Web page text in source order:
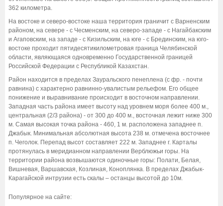
362 километра.
На востоке и северо-востоке наша территория граничит с Варненским
районом, на севере - с Чесменским, на северо-западе - с Нагайбакским
и Агаповским, на западе - с Кизильским, на юге - с Брединским, на юго-
востоке проходит пятидесятикилометровая граница Челябинской
области, являющаяся одновременно Государственной границей
Российской Федерации с Республикой Казахстан.
Район находится в пределах Зауральского пенеплена (с фр. - почти
равнина) с характерно равнинно-увалистым рельефом. Его общее
понижение и выравнивание происходит в восточном направлении.
Западная часть района имеет высоту над уровнем моря более 400 м.,
центральная (2/3 района) - от 300 до 400 м., восточная лежит ниже 300
м. Самая высокая точка района - 460, 1 м. расположена западнее п.
Джабык. Минимальная абсолютная высота 238 м. отмечена восточнее
п. Чеголок. Перепад высот составляет 222 м. Западнее г. Карталы
протянулась в меридианном направлении Верблюжьи горы. На
территории района возвышаются одиночные горы: Полати, Белая,
Вишневая, Варшавская, Козлиная, Коноплянка. В пределах Джабык-
Карагайской интрузии есть скалы – останцы высотой до 10м.
Популярное на сайте: